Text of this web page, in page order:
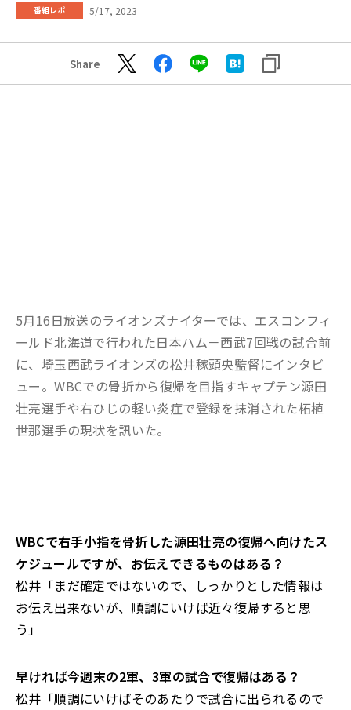
番組レポ 5/17, 2023
Share
5月16日放送のライオンズナイターでは、エスコンフィ
ールド北海道で行われた日本ハム－西武7回戦の試合前
に、埼玉西武ライオンズの松井稼頭央監督にインタビ
ュー。WBCでの骨折から復帰を目指すキャプテン源田
壮亮選手や右ひじの軽い炎症で登録を抹消された柘植
世那選手の現状を訊いた。
――WBCで右手小指を骨折した源田壮亮の復帰へ向けたス
ケジュールですが、お伝えできるものはある？
松井「まだ確定ではないので、しっかりとした情報は
お伝え出来ないが、順調にいけば近々復帰すると思
う」
――早ければ今週末の2軍、3軍の試合で復帰はある？
松井「順調にいけばそのあたりで試合に出られるので